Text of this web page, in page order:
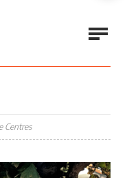
Centres